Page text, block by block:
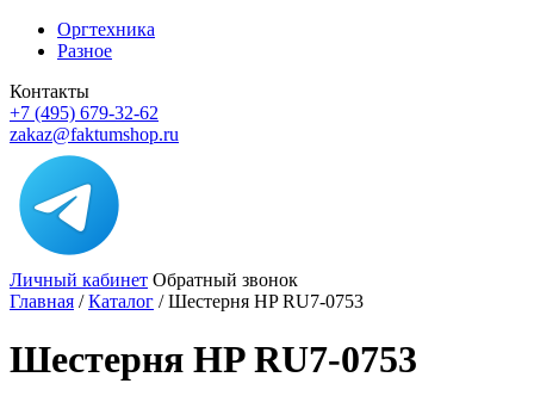
Оргтехника
Разное
Контакты
+7 (495) 679-32-62
zakaz@faktumshop.ru
Личный кабинет Обратный звонок
Главная /Каталог /Шестерня HP RU7-0753
Шестерня HP RU7-0753